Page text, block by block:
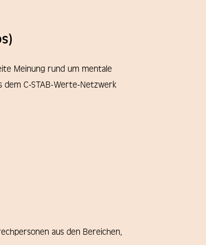
Meinung rund um mentale
dem C-STAB-Werte-Netzwerk
aus den Bereichen,